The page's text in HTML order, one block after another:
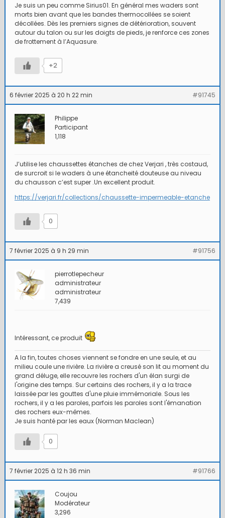
Je suis un peu comme Sirius01. En général mes waders sont
morts bien avant que les bandes thermocollées se soient
décollées. Dès les premiers signes de détérioration, souvent
autour du talon ou sur les doigts de pieds, je renforce ces zones
de frottement à l’Aquasure.
+2
6 février 2025 à 20 h 22 min #91745
Philippe
Participant
1,118
J’utilise les chaussettes étanches de chez Verjari , très costaud,
de surcroit si le waders à une étancheité douteuse au niveau
du chausson c’est super .Un excellent produit.
https://verjari.fr/collections/chaussette-impermeable-etanche
0
7 février 2025 à 9 h 29 min #91756
pierrotlepecheur
administrateur
administrateur
7,439
Intéressant, ce produit
A la fin, toutes choses viennent se fondre en une seule, et au
milieu coule une rivière. La rivière a creusé son lit au moment du
grand déluge, elle recouvre les rochers d'un élan surgi de
l'origine des temps. Sur certains des rochers, il y a la trace
laissée par les gouttes d'une pluie immémoriale. Sous les
rochers, il y a les paroles, parfois les paroles sont l'émanation
des rochers eux-mêmes.
Je suis hanté par les eaux (Norman Maclean)
0
7 février 2025 à 12 h 36 min #91766
Coujou
Modérateur
3,296